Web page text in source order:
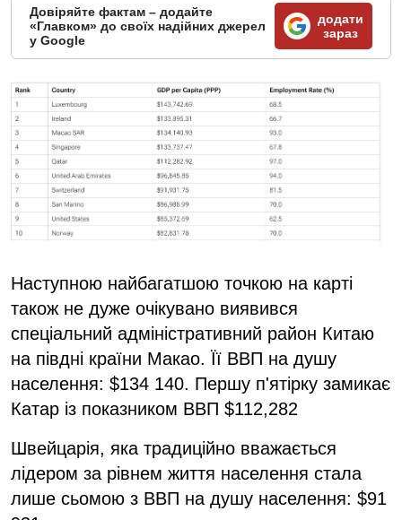
Довіряйте фактам – додайте
«Главком» до своїх надійних джерел
у Google
додати
зараз
Наступною найбагатшою точкою на карті
також не дуже очікувано виявився
спеціальний адміністративний район Китаю
на півдні країни Макао. Її ВВП на душу
населення: $134 140. Першу п'ятірку замикає
Катар із показником ВВП $112,282
Швейцарія, яка традиційно вважається
лідером за рівнем життя населення стала
лише сьомою з ВВП на душу населення: $91